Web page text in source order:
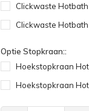
Clickwaste
Clickwaste
Optie Stopkraan::
Hoekstopkraan
Hoekstopkraan